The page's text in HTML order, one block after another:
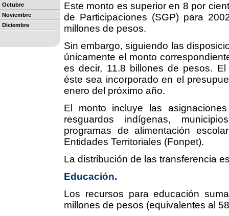
Octubre
Noviembre
Diciembre
Este monto es superior en 8 por
de Participaciones (SGP) para
millones de pesos.
Sin embargo, siguiendo las
únicamente el monto
es decir, 11.8 billones de pesos.
éste sea incorporado en el
enero del próximo año.
El monto incluye las
resguardos indígenas,
programas de alimentación
Entidades Territoriales (Fonpet).
La distribución de las transferencia
Educación.
Los recursos para educación
millones de pesos (equivalentes al